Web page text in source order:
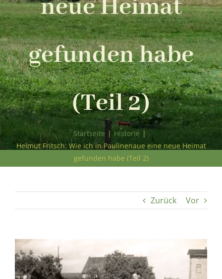
neue Heimat
gefunden habe
(Teil 2)
Startseite | Historie |
Helmut Fritsch: Wie ich in Paulinenaue eine neue Heimat
gefunden habe (Teil 2)
Zurück Vor
Zeige
grösseres
Bild